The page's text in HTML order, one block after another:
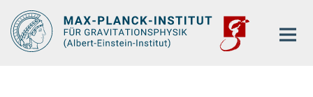
Hauptinhalt